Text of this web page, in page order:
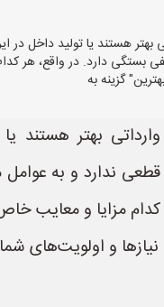
بهتر هستند یا تولید داخل
بستگی دارد. در واقع، هر
گزینه به
بهتر هستند
ندارد و به
کدام مزایا و معایب
نیازها و اولویت‌های